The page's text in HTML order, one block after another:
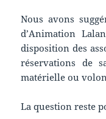
Nous avons
d’Animation
disposition des
réservations de
matérielle ou
La question reste